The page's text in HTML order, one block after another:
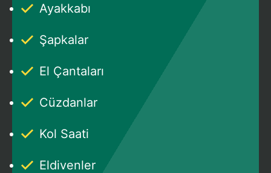
Ayakkabı
Şapkalar
El Çantaları
Cüzdanlar
Kol Saati
Eldivenler